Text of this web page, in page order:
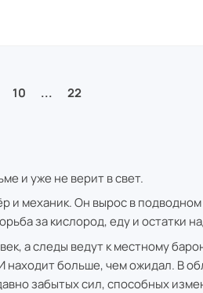
10 ... 22
и уже не верит в свет.
и механик. Он вырос в
за кислород, еду и остатки
а следы ведут к местному
находит больше, чем ожидал. В
забытых сил, способных